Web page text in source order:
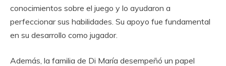
conocimientos sobre el juego y lo ayudaron a
perfeccionar sus habilidades. Su apoyo fue fundamental
en su desarrollo como jugador.
Además, la familia de Di María desempeñó un papel